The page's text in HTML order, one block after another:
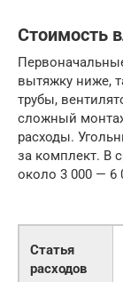
Стоимость
вытяжку ниже,
трубы,
сложный
расходы.
за комплект. В
около 3 000 — 6
Статья
расходов